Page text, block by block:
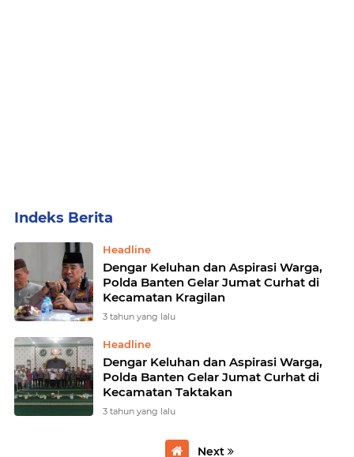
Headline
Dengar Keluhan dan Aspirasi Warga,
Polda Banten Gelar Jumat Curhat di
Kecamatan Kragilan
3 tahun yang lalu
Headline
Dengar Keluhan dan Aspirasi Warga,
Polda Banten Gelar Jumat Curhat di
Kecamatan Taktakan
3 tahun yang lalu
Next